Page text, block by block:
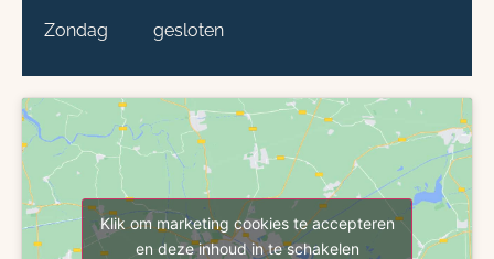
Klik om marketing cookies te accepteren
en deze inhoud in te schakelen
Zondag
gesloten